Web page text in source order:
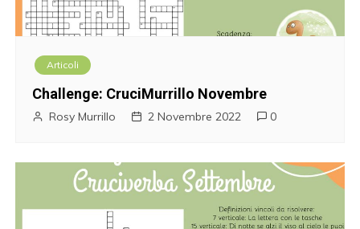
Articoli
Challenge: CruciMurrillo Novembre
Rosy Murrillo 2 Novembre 2022 0